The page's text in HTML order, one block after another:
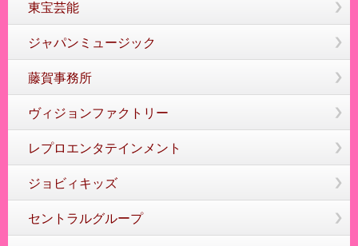
東宝芸能
ジャパンミュージック
藤賀事務所
ヴィジョンファクトリー
レプロエンタテインメント
ジョビィキッズ
セントラルグループ